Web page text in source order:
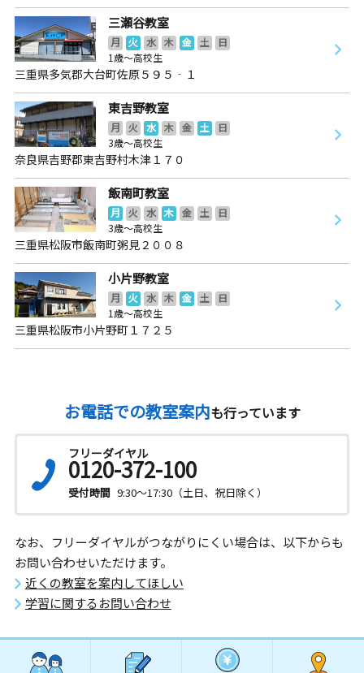
三瀬谷教室
月 火 水 木 金 土
日
1歳～高校生
三重県多気郡大台町佐原５９５‐１
東吉野教室
月 火 水 木 金 土
日
3歳～高校生
奈良県吉野郡東吉野村木津１７０
飯南町教室
月 火 水 木 金 土
日
3歳～高校生
三重県松阪市飯南町粥見２００８
小片野教室
月 火 水 木 金 土
日
1歳～高校生
三重県松阪市小片野町１７２５
お電話での教室案内も行っています
フリーダイヤル
0120-372-100
受付時間 9:30～17:30（土日、祝日除く）
なお、フリーダイヤルがつながりにくい場合は、以下からも
お問い合わせいただけます。
近くの教室を案内してほしい
学習に関するお問い合わせ